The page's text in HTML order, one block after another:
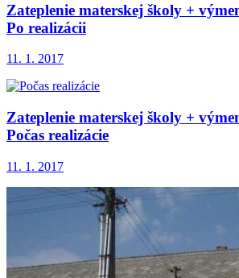
Zateplenie materskej školy +
Po realizácii
11. 1. 2017
Zateplenie materskej školy +
Počas realizácie
11. 1. 2017